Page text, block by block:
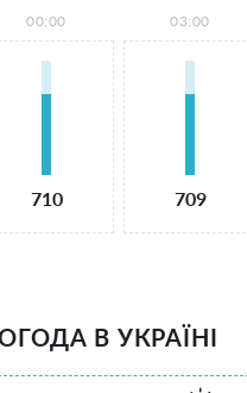
00:00
710
03:00
709
В УКРАЇНІ